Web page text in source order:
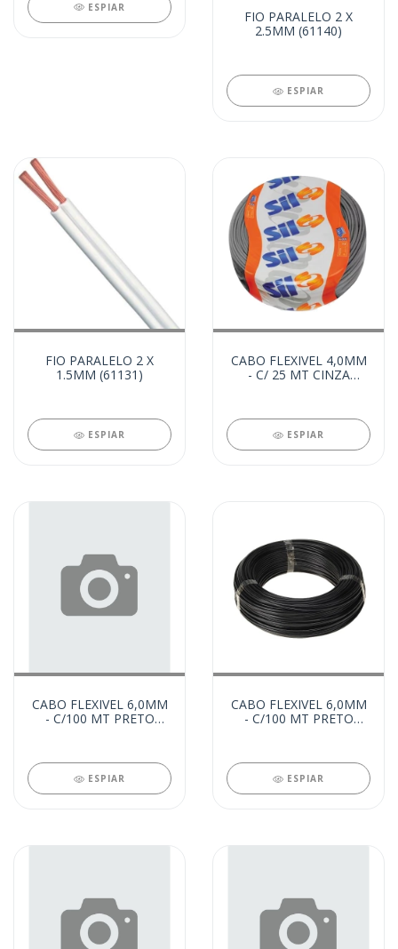
ESPIAR
FIO PARALELO 2 X
2.5MM (61140)
ESPIAR
FIO PARALELO 2 X
1.5MM (61131)
ESPIAR
CABO FLEXIVEL 4,0MM
- C/ 25 MT CINZA
ESPIAR
CABO FLEXIVEL 6,0MM
- C/100 MT PRETO
ESPIAR
CABO FLEXIVEL 6,0MM
- C/100 MT PRETO
ESPIAR